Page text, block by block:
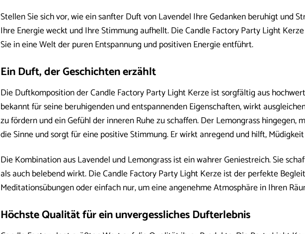
Stellen Sie sich vor, wie ein sanfter Duft von Lavendel Ihre Gedanken beruhigt und
Ihre Energie weckt und Ihre Stimmung aufhellt. Die Candle Factory Party Light
Sie in eine Welt der puren Entspannung und positiven Energie entführt.
Ein Duft, der Geschichten erzählt
Die Duftkomposition der Candle Factory Party Light Kerze ist sorgfältig aus
bekannt für seine beruhigenden und entspannenden Eigenschaften, wirkt
zu fördern und ein Gefühl der inneren Ruhe zu schaffen. Der Lemongrass
die Sinne und sorgt für eine positive Stimmung. Er wirkt anregend und hilft,
Die Kombination aus Lavendel und Lemongrass ist ein wahrer Geniestreich. Sie
als auch belebend wirkt. Die Candle Factory Party Light Kerze ist der perfekte
Meditationsübungen oder einfach nur, um eine angenehme Atmosphäre in Ihren
Höchste Qualität für ein unvergessliches Dufterlebnis